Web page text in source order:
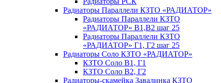
Радиаторы Параллели КЗТО «РАДИАТОР»
Радиаторы Параллели КЗТО
«РАДИАТОР» В1,В2 шаг 25
Радиаторы Параллели КЗТО
«РАДИАТОР» Г1, Г2 шаг 25
Радиаторы Соло КЗТО «РАДИАТОР»
КЗТО Соло В1, Г1
КЗТО Соло В2, Г2
Радиаторы-скамейка Завалинка КЗТО